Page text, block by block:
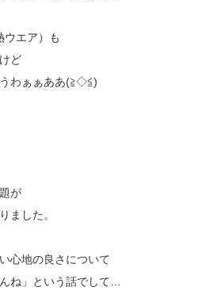
ウエア）も
ど
わぁぁああ(≧◇≦)
が
ました。
心地の良さについて
ね」という話でして…